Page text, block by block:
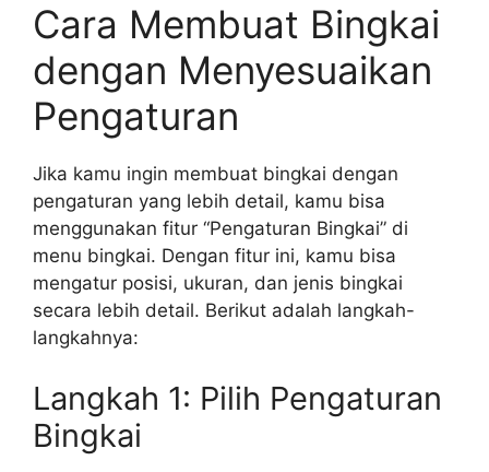
Cara Membuat Bingkai
dengan Menyesuaikan
Pengaturan
Jika kamu ingin membuat bingkai dengan
pengaturan yang lebih detail, kamu bisa
menggunakan fitur “Pengaturan Bingkai” di
menu bingkai. Dengan fitur ini, kamu bisa
mengatur posisi, ukuran, dan jenis bingkai
secara lebih detail. Berikut adalah langkah-
langkahnya:
Langkah 1: Pilih Pengaturan
Bingkai